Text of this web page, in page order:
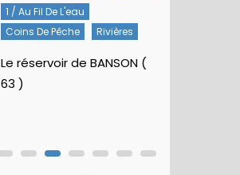
1 / Au Fil De L'eau
Coins De Pêche
Rivières
Le réservoir de BANSON (
63 )